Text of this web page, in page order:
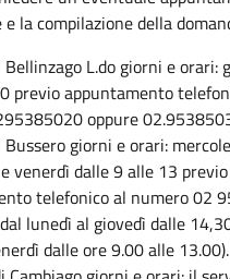
la compilazione della
Bellinzago L.do giorni e orari:
previo appuntamento
oppure
Bussero giorni e orari:
venerdì dalle 9 alle 13 previo
telefonico al numero 02
lunedì al giovedì dalle
dalle ore 9.00 alle 13.00).